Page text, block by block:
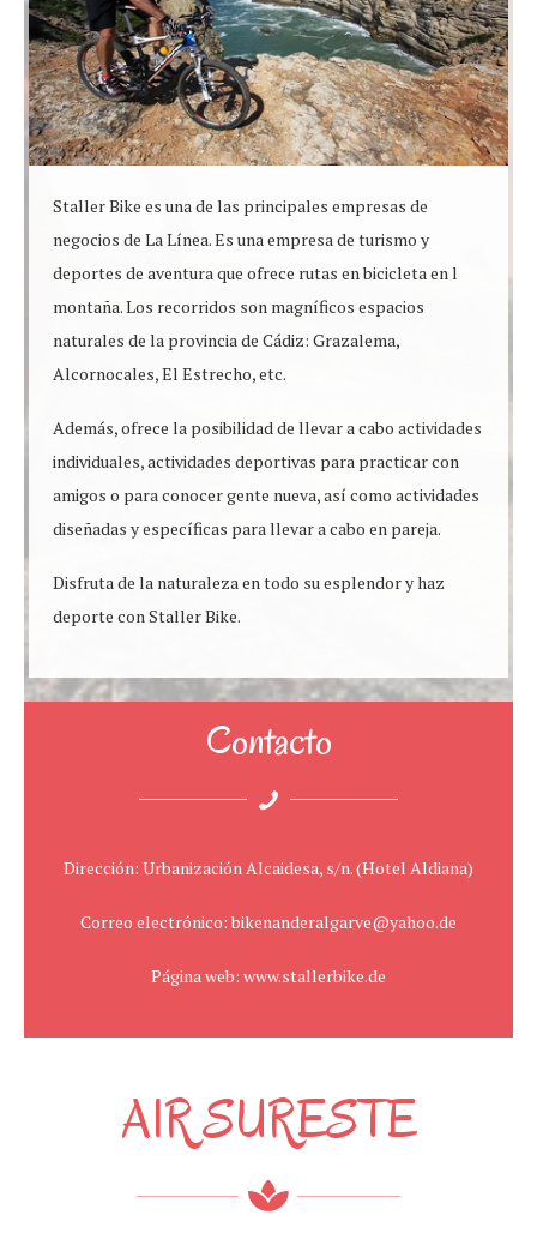
Staller Bike es una de las principales empresas de
negocios de La Línea. Es una empresa de turismo y
deportes de aventura que ofrece rutas en bicicleta en l
montaña. Los recorridos son magníficos espacios
naturales de la provincia de Cádiz: Grazalema,
Alcornocales, El Estrecho, etc.
Además, ofrece la posibilidad de llevar a cabo actividades
individuales, actividades deportivas para practicar con
amigos o para conocer gente nueva, así como actividades
diseñadas y específicas para llevar a cabo en pareja.
Disfruta de la naturaleza en todo su esplendor y haz
deporte con Staller Bike.
Contacto
Dirección: Urbanización Alcaidesa, s/n. (Hotel Aldiana)
Correo electrónico: bikenanderalgarve@yahoo.de
Página web: www.stallerbike.de
AIR SURESTE